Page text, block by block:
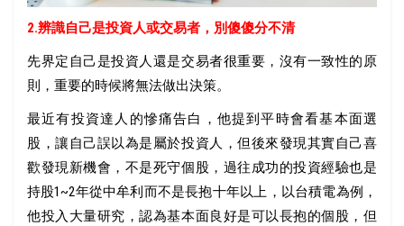
2.辨識自己是投資人或交易者，別傻傻分不清
先界定自己是投資人還是交易者很重要，沒有一致性的原
則，重要的時候將無法做出決策。
最近有投資達人的慘痛告白，他提到平時會看基本面選
股，讓自己誤以為是屬於投資人，但後來發現其實自己喜
歡發現新機會，不是死守個股，過往成功的投資經驗也是
持股1~2年從中牟利而不是長抱十年以上，以台積電為例，
他投入大量研究，認為基本面良好是可以長抱的個股，但